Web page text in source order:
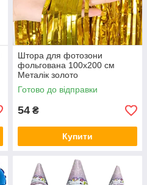
Штора для фотозони
фольгована 100х200 см
Металік золото
Готово до відправки
54 ₴
Купити